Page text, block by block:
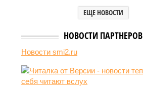
Генсек ООН Гутерриш
удары ВСУ по России
объяснил остановку
«Золотой Короны»
саботажем информацию
отношении к россиянам в
ЕЩЕ НОВОСТИ
НОВОСТИ ПАРТНЕРОВ
Новости smi2.ru